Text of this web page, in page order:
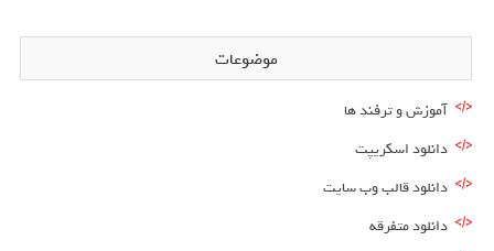
موضوعات
آموزش و ترفند ها
دانلود اسکریپت
دانلود قالب وب سایت
دانلود متفرقه